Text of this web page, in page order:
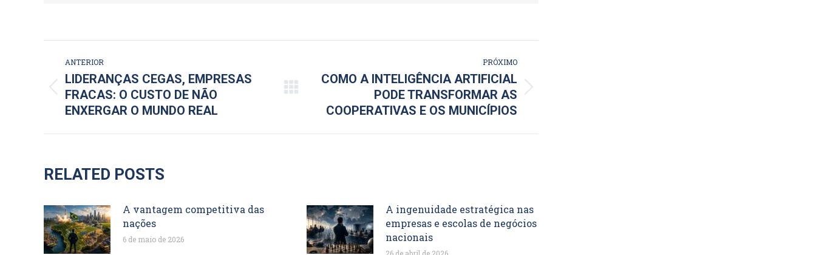
DE
POST:
ANTERIOR
Post
anterior:
LIDERANÇAS CEGAS, EMPRESAS
FRACAS: O CUSTO DE NÃO
ENXERGAR O MUNDO REAL
PRÓXIMO
post:
COMO A INTELIGÊNCIA ARTIFICIAL
PODE TRANSFORMAR AS
COOPERATIVAS E OS MUNICÍPIOS
RELATED POSTS
A vantagem competitiva das
nações
6 de maio de 2026
A ingenuidade estratégica nas
empresas e escolas de negócios
nacionais
26 de abril de 2026